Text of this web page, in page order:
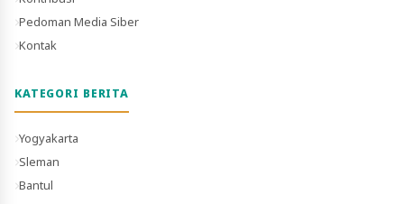
Pedoman Media Siber
Kontak
KATEGORI BERITA
Yogyakarta
Sleman
Bantul